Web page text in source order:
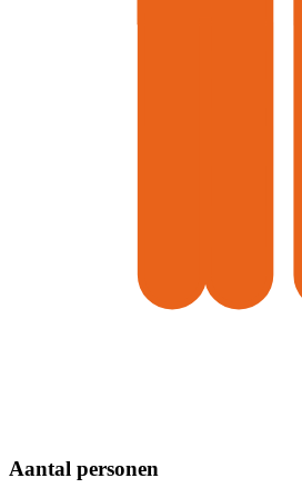
Aantal personen